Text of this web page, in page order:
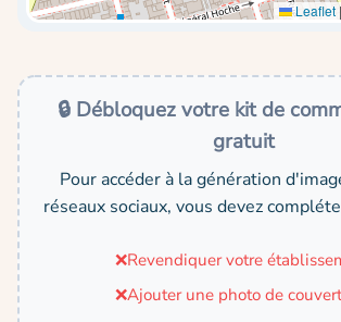
Leaflet |
🔒 Débloquez votre kit de
gratuit
Pour accéder à la génération
réseaux sociaux, vous devez
❌Revendiquer votre
❌Ajouter une photo de